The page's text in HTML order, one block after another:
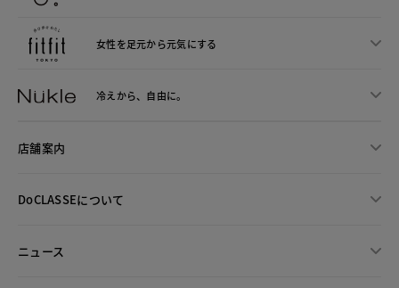
女性を足元から元気にする
冷えから、 自由に。
店舗案内
DoCLASSEについて
ニュース